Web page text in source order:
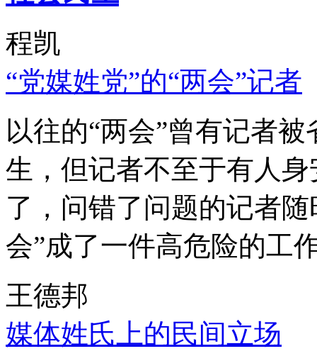
程凯
“党媒姓党”的“两会”记者
以往的“两会”曾有记者
生，但记者不至于有人
了，问错了问题的记者
会”成了一件高危险的工
王德邦
媒体姓氏上的民间立场